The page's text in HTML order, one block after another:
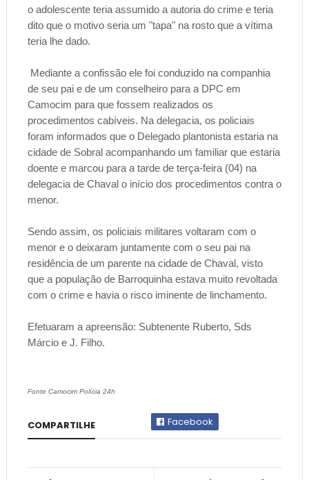
o adolescente teria assumido a autoria do crime e teria
dito que o motivo seria um "tapa" na rosto que a vítima
teria lhe dado.
Mediante a confissão ele foi conduzido na companhia
de seu pai e de um conselheiro para a DPC em
Camocim para que fossem realizados os
procedimentos cabíveis. Na delegacia, os policiais
foram informados que o Delegado plantonista estaria na
cidade de Sobral acompanhando um familiar que estaria
doente e marcou para a tarde de terça-feira (04) na
delegacia de Chaval o início dos procedimentos contra o
menor.
Sendo assim, os policiais militares voltaram com o
menor e o deixaram juntamente com o seu pai na
residência de um parente na cidade de Chaval, visto
que a população de Barroquinha estava muito revoltada
com o crime e havia o risco iminente de linchamento.
Efetuaram a apreensão: Subtenente Ruberto, Sds
Márcio e J. Filho.
Fonte Camocim Polícia 24h
COMPARTILHE Facebook